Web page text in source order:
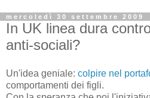
mercoledì 30 settembre 2009
In UK linea dura
anti-sociali?
Un'idea geniale: colpire nel
comportamenti dei figli.